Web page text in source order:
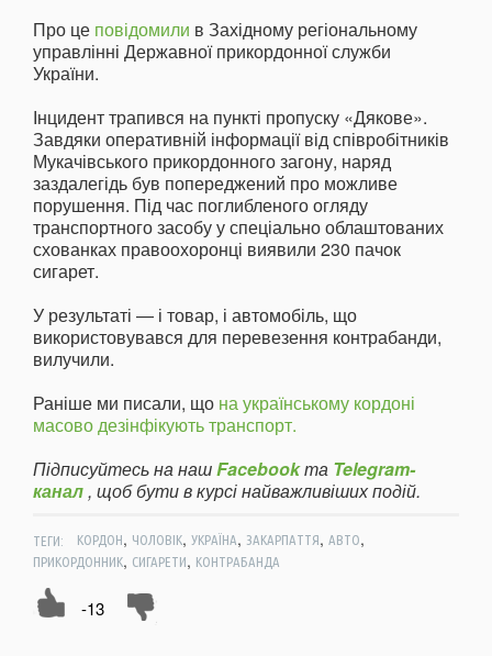
Про це повідомили в Західному регіональному
управлінні Державної прикордонної служби
України.
Інцидент трапився на пункті пропуску «Дякове».
Завдяки оперативній інформації від співробітників
Мукачівського прикордонного загону, наряд
заздалегідь був попереджений про можливе
порушення. Під час поглибленого огляду
транспортного засобу у спеціально облаштованих
схованках правоохоронці виявили 230 пачок
сигарет.
У результаті — і товар, і автомобіль, що
використовувався для перевезення контрабанди,
вилучили.
Раніше ми писали, що на українському кордоні
масово дезінфікують транспорт.
Підписуйтесь на нашFacebookта Telegram-
канал, щоб бути в курсі найважливіших подій.
ТЕГИ: КОРДОН, ЧОЛОВІК, УКРАЇНА, ЗАКАРПАТТЯ, АВТО,
ПРИКОРДОННИК, СИГАРЕТИ, КОНТРАБАНДА
-13